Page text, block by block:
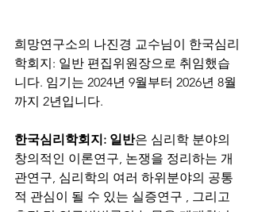
희망연구소의 나진경 교수님이 한국심리
학회지: 일반 편집위원장으로 취임했습
니다. 임기는 2024년 9월부터 2026년 8월
까지 2년입니다.
한국심리학회지: 일반은 심리학 분야의
창의적인 이론연구, 논쟁을 정리하는 개
관연구, 심리학의 여러 하위분야의 공통
적 관심이 될 수 있는 실증연구 , 그리고